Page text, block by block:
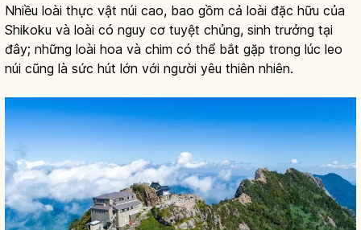
Nhiều loài thực vật núi cao, bao gồm cả loài đặc hữu của
Shikoku và loài có nguy cơ tuyệt chủng, sinh trưởng tại
đây; những loài hoa và chim có thể bắt gặp trong lúc leo
núi cũng là sức hút lớn với người yêu thiên nhiên.